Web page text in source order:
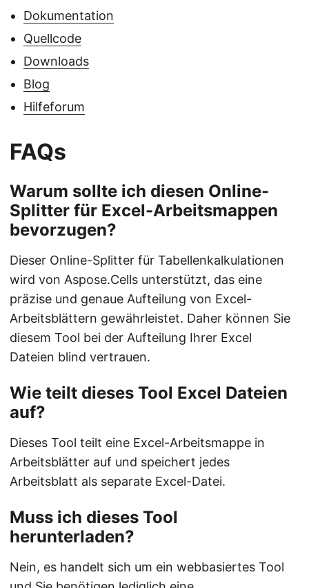
Dokumentation
Quellcode
Downloads
Blog
Hilfeforum
FAQs
Warum sollte ich diesen Online-
Splitter für Excel-Arbeitsmappen
bevorzugen?
Dieser Online-Splitter für Tabellenkalkulationen
wird von Aspose.Cells unterstützt, das eine
präzise und genaue Aufteilung von Excel-
Arbeitsblättern gewährleistet. Daher können Sie
diesem Tool bei der Aufteilung Ihrer Excel
Dateien blind vertrauen.
Wie teilt dieses Tool Excel Dateien
auf?
Dieses Tool teilt eine Excel-Arbeitsmappe in
Arbeitsblätter auf und speichert jedes
Arbeitsblatt als separate Excel-Datei.
Muss ich dieses Tool
herunterladen?
Nein, es handelt sich um ein webbasiertes Tool